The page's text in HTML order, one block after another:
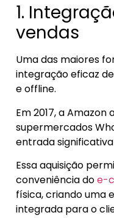
1.
vendas
Uma das maiores
integração eficaz
e offline.
Em 2017, a Amazon
supermercados
entrada
Essa aquisição
conveniência doe-
física, criando uma
integrada para o